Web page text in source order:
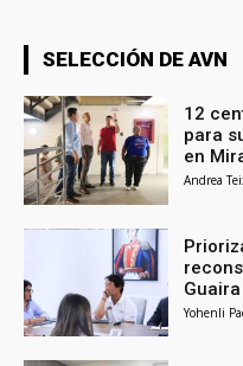
SELECCIÓN DE AVN
12
para
en
Andrea
Guaira
Yohenli